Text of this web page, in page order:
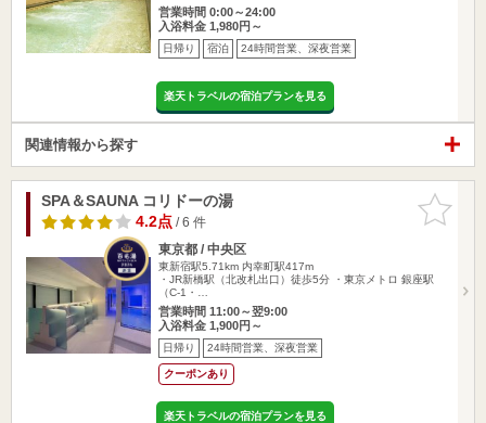
営業時間 0:00～24:00
入浴料金 1,980円～
日帰り 宿泊 24時間営業、深夜営業
楽天トラベルの宿泊プランを見る
関連情報から探す
お気に入
りに追加
SPA＆SAUNA コリドーの湯
4.2点/ 6 件
東京都 / 中央区
東新宿駅5.71km 内幸町駅417m
・JR新橋駅（北改札出口）徒歩5分 ・東京メトロ 銀座駅
（C-1・…
営業時間 11:00～翌9:00
入浴料金 1,900円～
日帰り 24時間営業、深夜営業
クーポンあり
楽天トラベルの宿泊プランを見る